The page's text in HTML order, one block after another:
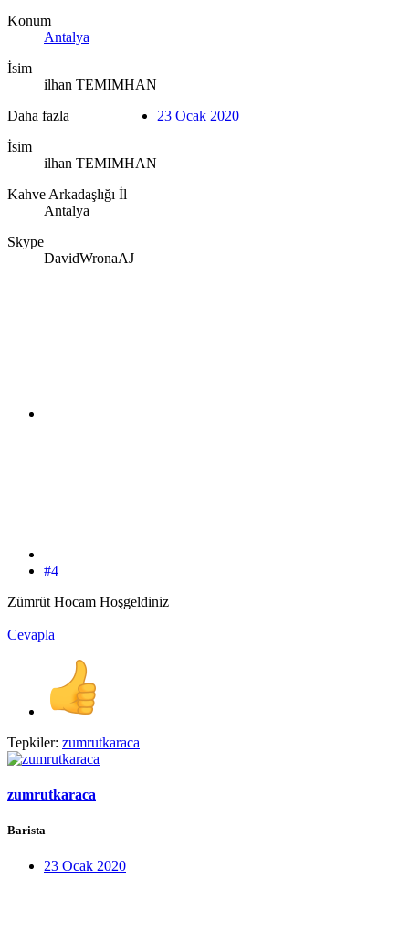
Konum
Antalya
İsim
ilhan TEMIMHAN
Daha fazla
İsim
ilhan TEMIMHAN
Kahve Arkadaşlığı İl
Antalya
Skype
DavidWronaAJ
23 Ocak 2020
#4
Zümrüt Hocam Hoşgeldiniz
Cevapla
Tepkiler: zumrutkaraca
zumrutkaraca
Barista
23 Ocak 2020